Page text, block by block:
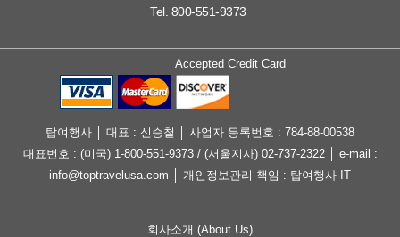
Tel. 800-551-9373
Accepted Credit Card
탑여행사 │ 대표 : 신승철 │ 사업자 등록번호 : 784-88-00538
대표번호 : (미국) 1-800-551-9373 / (서울지사) 02-737-2322 │ e-mail :
info@toptravelusa.com │ 개인정보관리 책임 : 탑여행사 IT
회사소개 (About Us)